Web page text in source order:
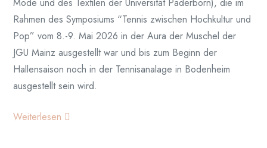
Rahmen des Symposiums “Tennis zwischen Hochkultur und
Pop” vom 8.-9. Mai 2026 in der Aura der Muschel der
JGU Mainz ausgestellt war und bis zum Beginn der
Hallensaison noch in der Tennisanalage in Bodenheim
ausgestellt sein wird.
Weiterlesen